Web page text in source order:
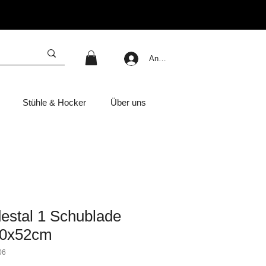
Stühle & Hocker Über uns
Anmelden
1 Schublade